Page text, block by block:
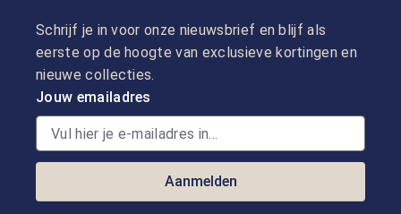
Schrijf je in voor onze nieuwsbrief en blijf als
eerste op de hoogte van exclusieve kortingen en
nieuwe collecties.
Jouw emailadres
Aanmelden